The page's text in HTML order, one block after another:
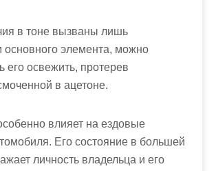
в тоне вызваны лишь
основного элемента, можно
его освежить, протерев
в ацетоне.
влияет на ездовые
Его состояние в большей
личность владельца и его